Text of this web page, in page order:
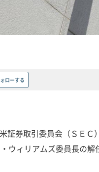
ローする
証券取引委員会（ＳＥ
ウィリアムズ委員長の解